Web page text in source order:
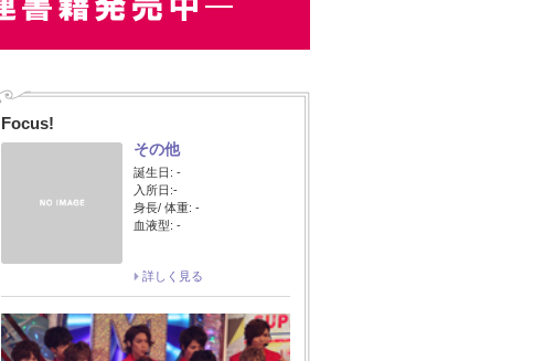
Focus!
その他
誕生日: -
入所日:-
身長/ 体重: -
血液型: -
詳しく見る